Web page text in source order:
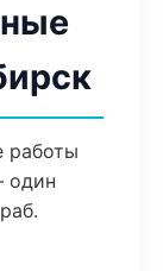
работы
один